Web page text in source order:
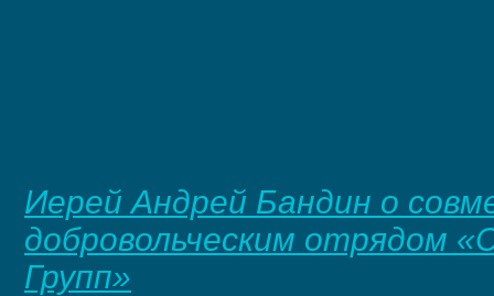
Иерей Андрей Бандин о
добровольческим отрядом
Групп»